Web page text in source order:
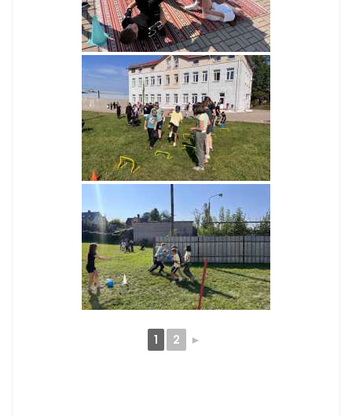
1 2 ►